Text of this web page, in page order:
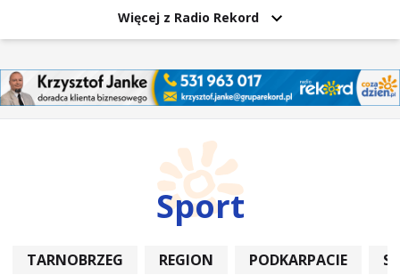
Więcej z Radio Rekord
Sport
TARNOBRZEG REGION PODKARPACIE